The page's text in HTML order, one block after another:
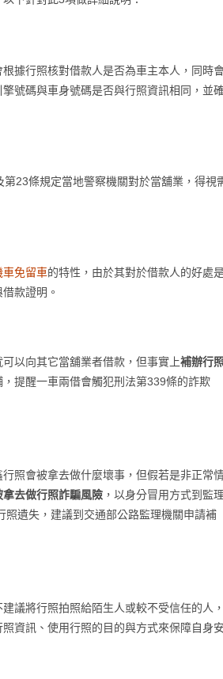
據行照核對借款人是否為車主本人，同時
號碼與車身號碼是否與行照資訊相同，並確
23條規定當地警察機關對於當舖業，得視
車免留車的特性，由於其對於借款人的好處
款證明。
以向其它當舖業者借款，但事實上補辦行
提醒一車兩借會觸犯刑法第339條的詐欺
照會被拿去做什麼壞事，但假若是非正常
去做行照詐騙風險 ，以身分冒用方式到監理
遺失，建議到交通部公路監理機關申請補
議將行照拍照給陌生人或較不受信任的人，
資訊、使用行照的目的與方式來保障自身安